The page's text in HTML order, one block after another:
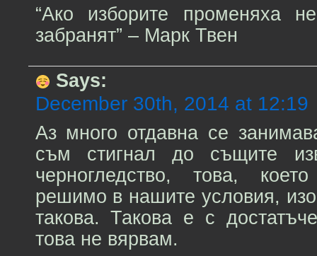
“Ако изборите променяха
забранят” – Марк Твен
Says:
December 30th, 2014 at 12:19
Аз много отдавна се
съм стигнал до същите
черногледство, това,
решимо в нашите условия,
такова. Такова е с
това не вярвам.